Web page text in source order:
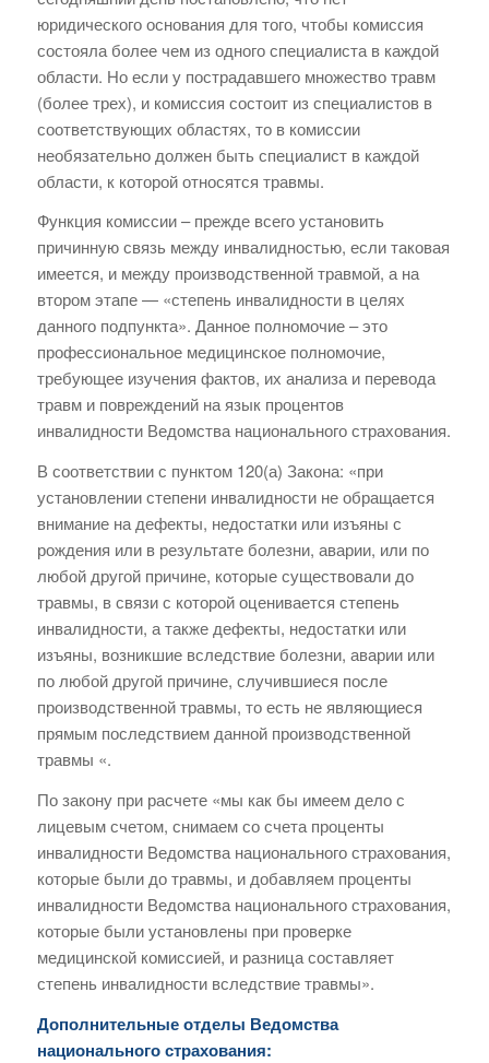
юридического основания для того, чтобы комиссия
состояла более чем из одного специалиста в каждой
области. Но если у пострадавшего множество травм
(более трех), и комиссия состоит из специалистов в
соответствующих областях, то в комиссии
необязательно должен быть специалист в каждой
области, к которой относятся травмы.
Функция комиссии – прежде всего установить
причинную связь между инвалидностью, если таковая
имеется, и между производственной травмой, а на
втором этапе — «степень инвалидности в целях
данного подпункта». Данное полномочие – это
профессиональное медицинское полномочие,
требующее изучения фактов, их анализа и перевода
травм и повреждений на язык процентов
инвалидности Ведомства национального страхования.
В соответствии с пунктом 120(а) Закона: «при
установлении степени инвалидности не обращается
внимание на дефекты, недостатки или изъяны с
рождения или в результате болезни, аварии, или по
любой другой причине, которые существовали до
травмы, в связи с которой оценивается степень
инвалидности, а также дефекты, недостатки или
изъяны, возникшие вследствие болезни, аварии или
по любой другой причине, случившиеся после
производственной травмы, то есть не являющиеся
прямым последствием данной производственной
травмы «.
По закону при расчете «мы как бы имеем дело с
лицевым счетом, снимаем со счета проценты
инвалидности Ведомства национального страхования,
которые были до травмы, и добавляем проценты
инвалидности Ведомства национального страхования,
которые были установлены при проверке
медицинской комиссией, и разница составляет
степень инвалидности вследствие травмы».
Дополнительные отделы Ведомства
национального страхования: